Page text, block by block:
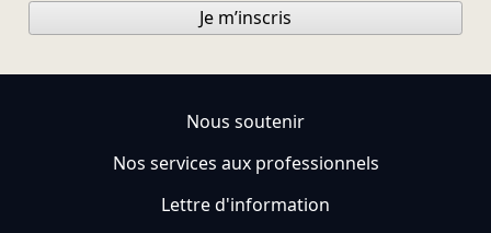
Je m’inscris
Nous soutenir
Nos services aux professionnels
Lettre d'information